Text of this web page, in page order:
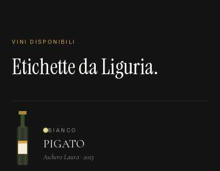
VINI DISPONIBILI
Etichette da Liguria.
BIANCO
PIGATO
Aschero Laura · 2023